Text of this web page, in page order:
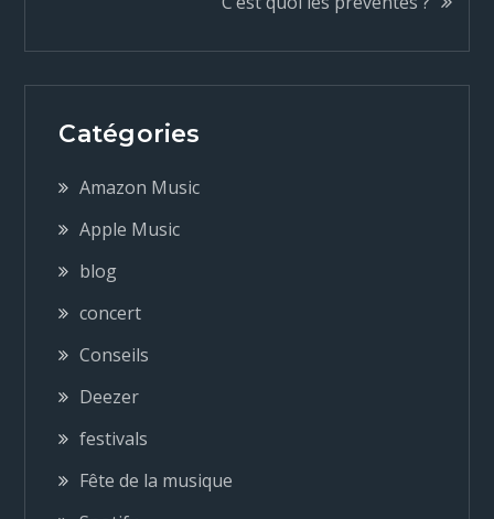
v
g
a
t
o
n
Catégories
Amazon Music
Apple Music
blog
concert
Conseils
Deezer
festivals
Fête de la musique